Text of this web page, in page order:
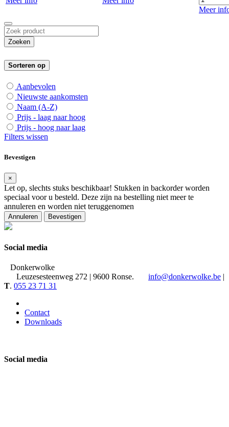
Meer
Zoeken
Sorteren op
Aanbevolen
Nieuwste aankomsten
Naam (A-Z)
Prijs - laag naar hoog
Prijs - hoog naar laag
Filters wissen
Bevestigen
×
Let op, slechts stuks beschikbaar! Stukken in backorder worden
speciaal voor u besteld. Deze zijn na bestelling niet meer te
annuleren en worden niet teruggenomen
Annuleren Bevestigen
Social media
Donkerwolke
Leuzesesteenweg 272 | 9600 Ronse.
info@donkerwolke.be |
T. 055 23 71 31
Contact
Downloads
Social media